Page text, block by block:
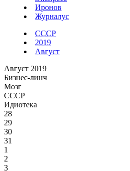
Иронов
Журналус
СССР
2019
Август
Август 2019
Бизнес-линч
Мозг
СССР
Идиотека
28
29
30
31
1
2
3